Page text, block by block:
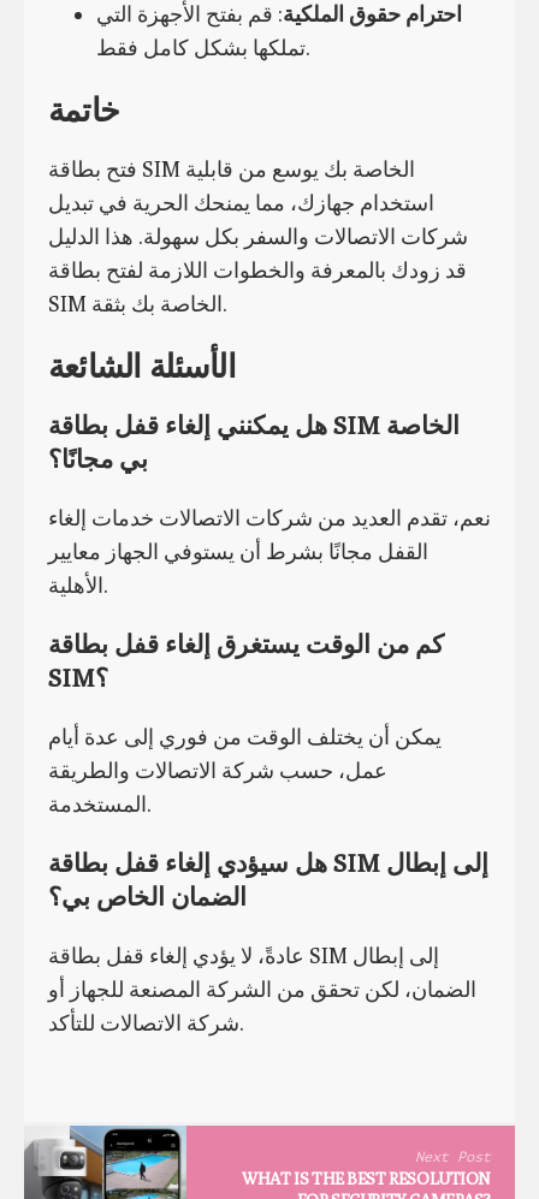
احترام حقوق الملكية: قم بفتح الأجهزة التي
تملكها بشكل كامل فقط.
خاتمة
فتح بطاقة SIM الخاصة بك يوسع من قابلية
استخدام جهازك، مما يمنحك الحرية في تبديل
شركات الاتصالات والسفر بكل سهولة. هذا الدليل
قد زودك بالمعرفة والخطوات اللازمة لفتح بطاقة
SIM الخاصة بك بثقة.
الأسئلة الشائعة
هل يمكنني إلغاء قفل بطاقة SIM الخاصة
بي مجانًا؟
نعم، تقدم العديد من شركات الاتصالات خدمات إلغاء
القفل مجانًا بشرط أن يستوفي الجهاز معايير
الأهلية.
كم من الوقت يستغرق إلغاء قفل بطاقة
SIM؟
يمكن أن يختلف الوقت من فوري إلى عدة أيام
عمل، حسب شركة الاتصالات والطريقة
المستخدمة.
هل سيؤدي إلغاء قفل بطاقة SIM إلى إبطال
الضمان الخاص بي؟
عادةً، لا يؤدي إلغاء قفل بطاقة SIM إلى إبطال
الضمان، لكن تحقق من الشركة المصنعة للجهاز أو
شركة الاتصالات للتأكد.
Next Post
WHAT IS THE BEST RESOLUTION